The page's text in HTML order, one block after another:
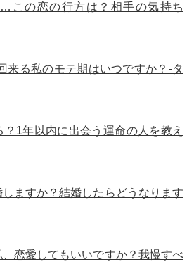
この恋の行方は？相手の気持ち
来る私のモテ期はいつですか？-タ
1年以内に出会う運命の人を教え
ますか？結婚したらどうなります
、恋愛してもいいですか？我慢すべ